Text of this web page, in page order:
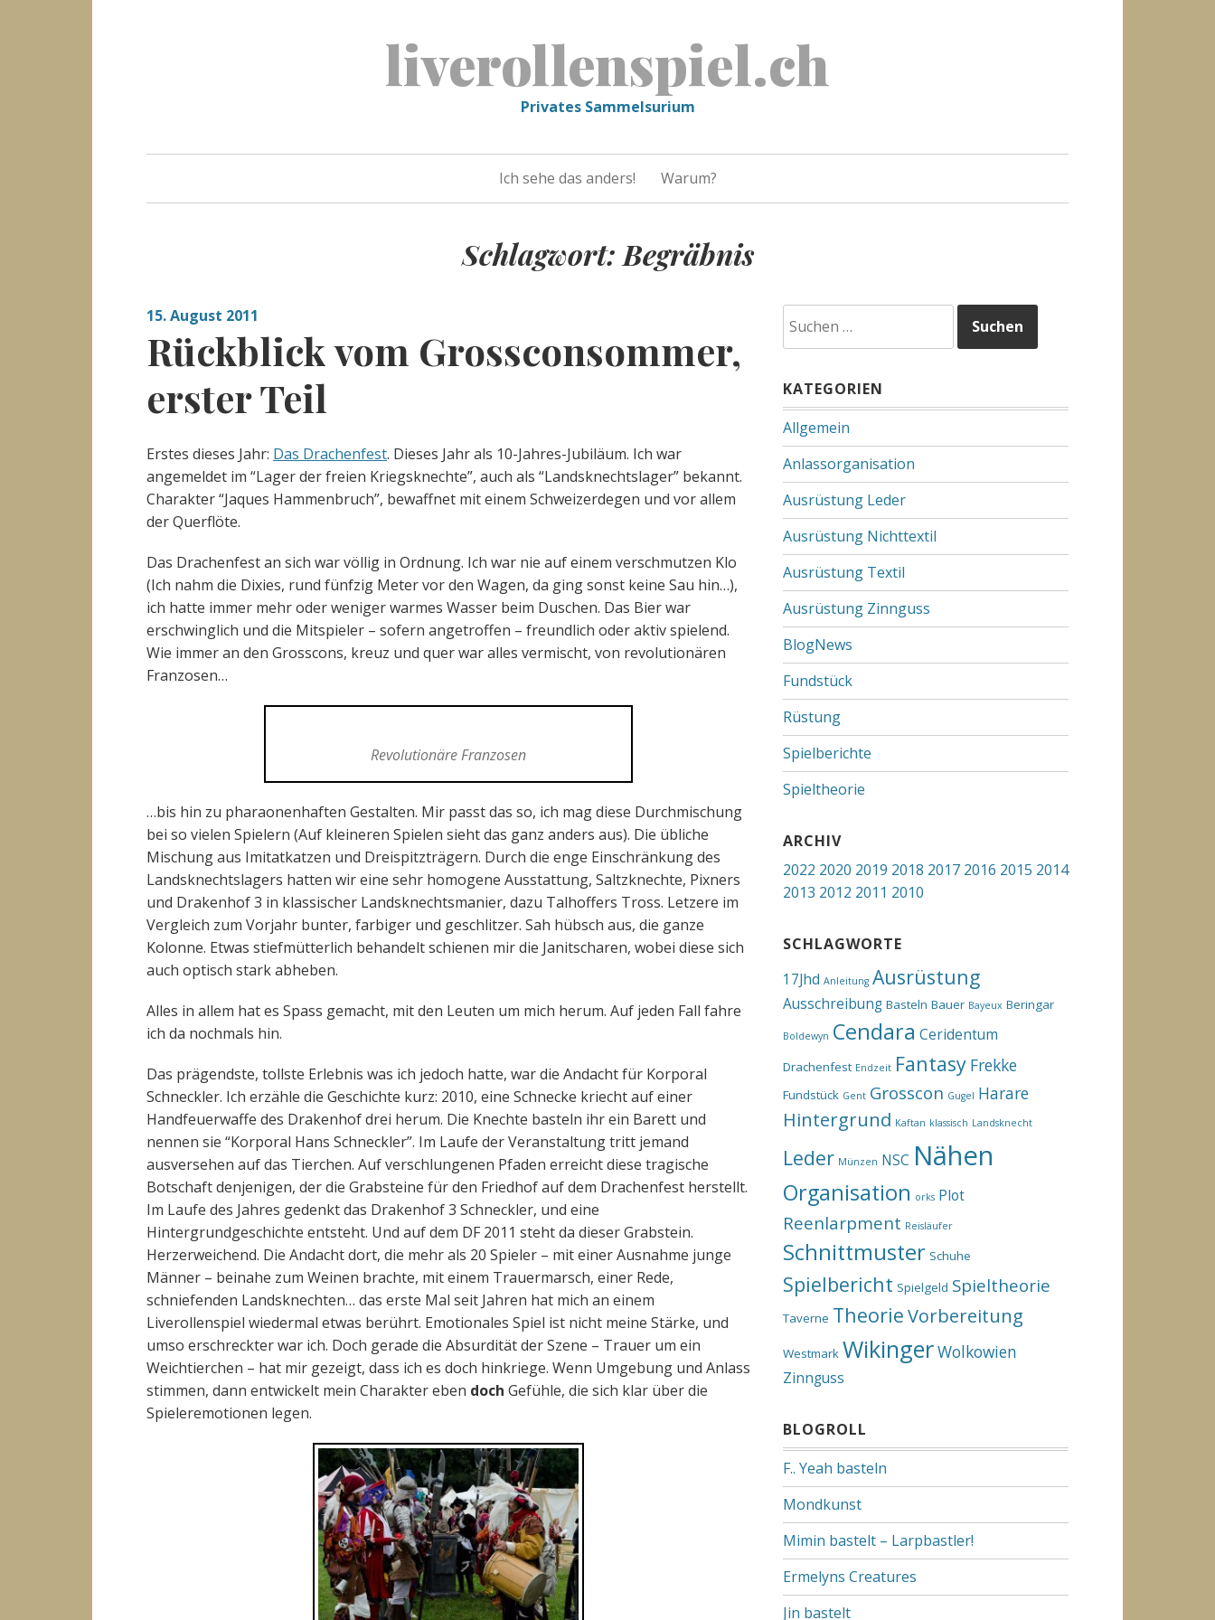
liverollenspiel.ch
Privates Sammelsurium
Ich sehe das anders! Warum?
Schlagwort: Begräbnis
15. August 2011
Rückblick vom Grossconsommer,
erster Teil
Erstes dieses Jahr: Das Drachenfest. Dieses Jahr als 10-Jahres-Jubiläum. Ich war
angemeldet im “Lager der freien Kriegsknechte”, auch als “Landsknechtslager” bekannt.
Charakter “Jaques Hammenbruch”, bewaffnet mit einem Schweizerdegen und vor allem
der Querflöte.
Das Drachenfest an sich war völlig in Ordnung. Ich war nie auf einem verschmutzen Klo
(Ich nahm die Dixies, rund fünfzig Meter vor den Wagen, da ging sonst keine Sau hin…),
ich hatte immer mehr oder weniger warmes Wasser beim Duschen. Das Bier war
erschwinglich und die Mitspieler – sofern angetroffen – freundlich oder aktiv spielend.
Wie immer an den Grosscons, kreuz und quer war alles vermischt, von revolutionären
Franzosen…
Revolutionäre Franzosen
…bis hin zu pharaonenhaften Gestalten. Mir passt das so, ich mag diese Durchmischung
bei so vielen Spielern (Auf kleineren Spielen sieht das ganz anders aus). Die übliche
Mischung aus Imitatkatzen und Dreispitzträgern. Durch die enge Einschränkung des
Landsknechtslagers hatten wir eine sehr homogene Ausstattung, Saltzknechte, Pixners
und Drakenhof 3 in klassischer Landsknechtsmanier, dazu Talhoffers Tross. Letzere im
Vergleich zum Vorjahr bunter, farbiger und geschlitzer. Sah hübsch aus, die ganze
Kolonne. Etwas stiefmütterlich behandelt schienen mir die Janitscharen, wobei diese sich
auch optisch stark abheben.
Alles in allem hat es Spass gemacht, mit den Leuten um mich herum. Auf jeden Fall fahre
ich da nochmals hin.
Das prägendste, tollste Erlebnis was ich jedoch hatte, war die Andacht für Korporal
Schneckler. Ich erzähle die Geschichte kurz: 2010, eine Schnecke kriecht auf einer
Handfeuerwaffe des Drakenhof drei herum. Die Knechte basteln ihr ein Barett und
nennen sie “Korporal Hans Schneckler”. Im Laufe der Veranstaltung tritt jemand
ausversehen auf das Tierchen. Auf verschlungenen Pfaden erreicht diese tragische
Botschaft denjenigen, der die Grabsteine für den Friedhof auf dem Drachenfest herstellt.
Im Laufe des Jahres gedenkt das Drakenhof 3 Schneckler, und eine
Hintergrundgeschichte entsteht. Und auf dem DF 2011 steht da dieser Grabstein.
Herzerweichend. Die Andacht dort, die mehr als 20 Spieler – mit einer Ausnahme junge
Männer – beinahe zum Weinen brachte, mit einem Trauermarsch, einer Rede,
schniefenden Landsknechten… das erste Mal seit Jahren hat mich an einem
Liverollenspiel wiedermal etwas berührt. Emotionales Spiel ist nicht meine Stärke, und
umso erschreckter war ich. Doch gerade die Absurdität der Szene – Trauer um ein
Weichtierchen – hat mir gezeigt, dass ich es doch hinkriege. Wenn Umgebung und Anlass
stimmen, dann entwickelt mein Charakter eben doch Gefühle, die sich klar über die
Spieleremotionen legen.
nach:
KATEGORIEN
Allgemein
Anlassorganisation
Ausrüstung Leder
Ausrüstung Nichttextil
Ausrüstung Textil
Ausrüstung Zinnguss
BlogNews
Fundstück
Rüstung
Spielberichte
Spieltheorie
ARCHIV
2022 2020 2019 2018 2017 2016 2015 2014
2013 2012 2011 2010
SCHLAGWORTE
17Jhd Anleitung Ausrüstung
Ausschreibung Basteln Bauer Bayeux Beringar
Boldewyn Cendara Ceridentum
Drachenfest Endzeit Fantasy Frekke
Fundstück Gent Grosscon Gugel Harare
Hintergrund Kaftan klassisch Landsknecht
Leder Münzen NSC Nähen
Organisation orks Plot
Reenlarpment Reisläufer
Schnittmuster Schuhe
Spielbericht Spielgeld Spieltheorie
Taverne TheorieVorbereitung
Westmark WikingerWolkowien
Zinnguss
BLOGROLL
F.. Yeah basteln
Mondkunst
Mimin bastelt – Larpbastler!
Ermelyns Creatures
Jin bastelt